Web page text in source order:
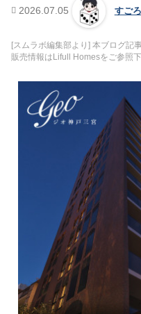
2026.07.05 すご
[スムラボ編集部より] 本ブログ記
販売情報はLifull Homesをご参照下